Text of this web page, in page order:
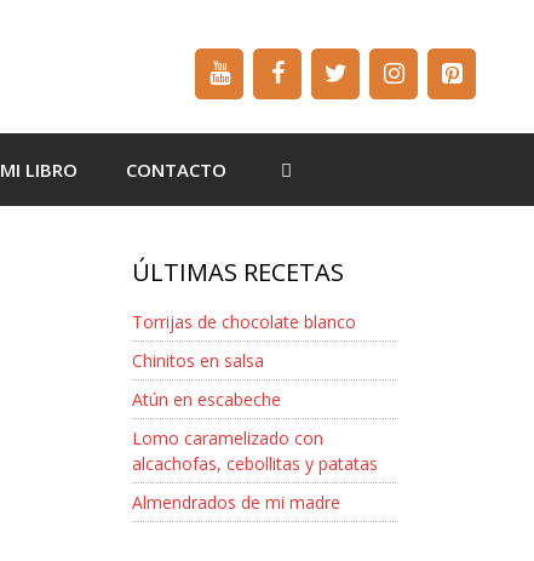
MI LIBRO CONTACTO
ÚLTIMAS RECETAS
Torrijas de chocolate blanco
Chinitos en salsa
Atún en escabeche
Lomo caramelizado con
alcachofas, cebollitas y patatas
Almendrados de mi madre